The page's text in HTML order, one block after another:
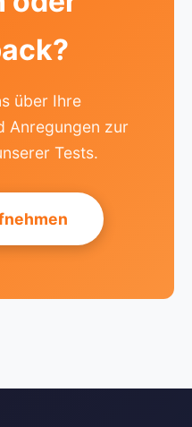
über Ihre
Anregungen zur
Tests.